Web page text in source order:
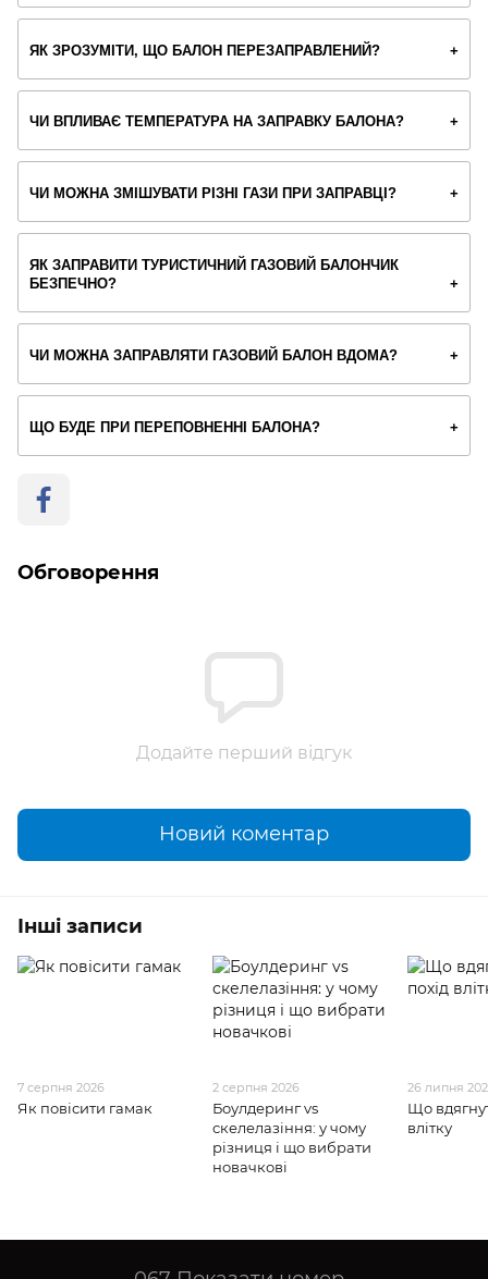
ЯК ЗРОЗУМІТИ, ЩО БАЛОН ПЕРЕЗАПРАВЛЕНИЙ?
ЧИ ВПЛИВАЄ ТЕМПЕРАТУРА НА ЗАПРАВКУ БАЛОНА?
ЧИ МОЖНА ЗМІШУВАТИ РІЗНІ ГАЗИ ПРИ ЗАПРАВЦІ?
ЯК ЗАПРАВИТИ ТУРИСТИЧНИЙ ГАЗОВИЙ БАЛОНЧИК
БЕЗПЕЧНО?
ЧИ МОЖНА ЗАПРАВЛЯТИ ГАЗОВИЙ БАЛОН ВДОМА?
ЩО БУДЕ ПРИ ПЕРЕПОВНЕННІ БАЛОНА?
Обговорення
Додайте перший відгук
Новий коментар
Інші записи
7 серпня 2026
Як повісити гамак
2 серпня 2026
Боулдеринг vs
скелелазіння: у чому
різниця і що вибрати
новачкові
26 липня
Що
влітку